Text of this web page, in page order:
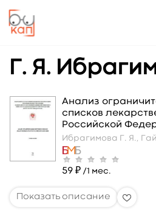
Г. Я.
Анализ
списков
Российской
Ибрагимова Г. Я.,
59 ₽ /1 мес.